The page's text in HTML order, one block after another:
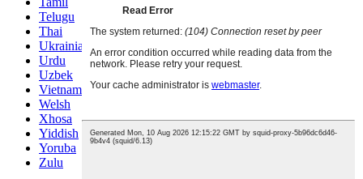
Telugu
Thai
Ukrainian
Urdu
Uzbek
Vietnamese
Welsh
Xhosa
Yiddish
Yoruba
Zulu